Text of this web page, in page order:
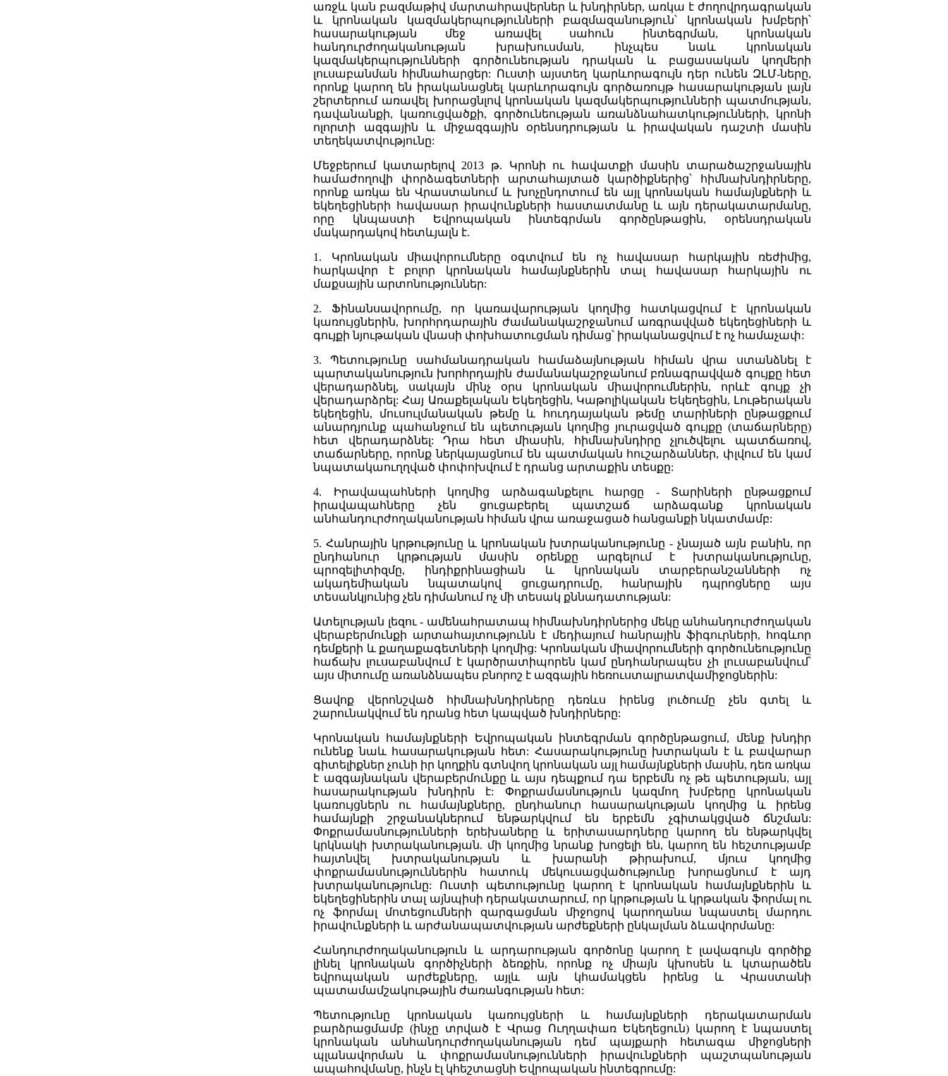
առջև կան բազմաթիվ մարտահրավերներ և խնդիրներ, առկա է ժողովրդագրական
և կրոնական կազմակերպությունների բազմազանություն՝ կրոնական խմբերի՝
հասարակության մեջ առավել սահուն ինտեգրման, կրոնական
հանդուրժողականության խրախուսման, ինչպես նաև կրոնական
կազմակերպությունների գործունեության դրական և բացասական կողմերի
լուսաբանման հիմնահարցեր: Ուստի այստեղ կարևորագույն դեր ունեն ԶԼՄ-ները,
որոնք կարող են իրականացնել կարևորագույն գործառույթ հասարակության լայն
շերտերում առավել խորացնլով կրոնական կազմակերպությունների պատմության,
դավանանքի, կառուցվածքի, գործունեության առանձնահատկությունների, կրոնի
ոլորտի ազգային և միջազգային օրենսդրության և իրավական դաշտի մասին
տեղեկատվությունը:
Մեջբերում կատարելով 2013 թ. Կրոնի ու հավատքի մասին տարածաշրջանային
համաժողովի փորձագետների արտահայտած կարծիքներից՝ հիմնախնդիրները,
որոնք առկա են Վրաստանում և խոչընդոտում են այլ կրոնական համայնքների և
եկեղեցիների հավասար իրավունքների հաստատմանը և այն դերակատարմանը,
որը կնպաստի Եվրոպական ինտեգրման գործընթացին, օրենսդրական
մակարդակով հետևյալն է.
1. Կրոնական միավորումները օգտվում են ոչ հավասար հարկային ռեժիմից,
հարկավոր է բոլոր կրոնական համայնքներին տալ հավասար հարկային ու
մաքսային արտոնություններ:
2. Ֆինանսավորումը, որ կառավարության կողմից հատկացվում է կրոնական
կառույցներին, խորհրդարային ժամանակաշրջանում առգրավված եկեղեցիների և
գույքի նյութական վնասի փոխհատուցման դիմաց՝ իրականացվում է ոչ համաչափ:
3. Պետությունը սահմանադրական համաձայնության հիման վրա ստանձնել է
պարտականություն խորհրդային ժամանակաշրջանում բռնագրավված գույքը հետ
վերադարձնել, սակայն մինչ օրս կրոնական միավորումներին, որևէ գույք չի
վերադարձրել: Հայ Առաքելական Եկեղեցին, Կաթոլիկական Եկեղեցին, Լութերական
եկեղեցին, մուսուլմանական թեմը և հուդդայական թեմը տարիների ընթացքում
անարդյունք պահանջում են պետության կողմից յուրացված գույքը (տաճարները)
հետ վերադարձնել: Դրա հետ միասին, հիմնախնդիրը չլուծվելու պատճառով,
տաճարները, որոնք ներկայացնում են պատմական հուշարձաններ, փլվում են կամ
նպատակաուղղված փոփոխվում է դրանց արտաքին տեսքը:
4. Իրավապահների կողմից արձագանքելու հարցը - Տարիների ընթացքում
իրավապահները չեն ցուցաբերել պատշաճ արձագանք կրոնական
անհանդուրժողականության հիման վրա առաջացած հանցանքի նկատմամբ:
5. Հանրային կրթությունը և կրոնական խտրականությունը - չնայած այն բանին, որ
ընդհանուր կրթության մասին օրենքը արգելում է խտրականությունը,
պրոզելիտիզմը, ինդիքրինացիան և կրոնական տարբերանշանների ոչ
ակադեմիական նպատակով ցուցադրումը, հանրային դպրոցները այս
տեսանկյունից չեն դիմանում ոչ մի տեսակ քննադատության:
Ատելության լեզու - ամենահրատապ հիմնախնդիրներից մեկը անհանդուրժողական
վերաբերմունքի արտահայտությունն է մեդիայում հանրային ֆիգուրների, հոգևոր
դեմքերի և քաղաքագետների կողմից: Կրոնական միավորումների գործունեությունը
հաճախ լուսաբանվում է կարծրատիպորեն կամ ընդհանրապես չի լուսաբանվում՝
այս միտումը առանձնապես բնորոշ է ազգային հեռուստալրատվամիջոցներին:
Ցավոք վերոնշված հիմնախնդիրները դեռևս իրենց լուծումը չեն գտել և
շարունակվում են դրանց հետ կապված խնդիրները:
Կրոնական համայնքների Եվրոպական ինտեգրման գործընթացում, մենք խնդիր
ունենք նաև հասարակության հետ: Հասարակությունը խտրական է և բավարար
գիտելիքներ չունի իր կողքին գտնվող կրոնական այլ համայնքների մասին, դեռ առկա
է ազգայնական վերաբերմունքը և այս դեպքում դա երբեմն ոչ թե պետության, այլ
հասարակության խնդիրն է: Փոքրամասնություն կազմող խմբերը կրոնական
կառույցներն ու համայնքները, ընդհանուր հասարակության կողմից և իրենց
համայնքի շրջանակներում ենթարկվում են երբեմն չգիտակցված ճնշման:
Փոքրամասնությունների երեխաները և երիտասարդները կարող են ենթարկվել
կրկնակի խտրականության. մի կողմից նրանք խոցելի են, կարող են հեշտությամբ
հայտնվել խտրականության և խարանի թիրախում, մյուս կողմից
փոքրամասնություններին հատուկ մեկուսացվածությունը խորացնում է այդ
խտրականությունը: Ուստի պետությունը կարող է կրոնական համայնքներին և
եկեղեցիներին տալ այնպիսի դերակատարում, որ կրթության և կրթական ֆորմալ ու
ոչ ֆորմալ մոտեցումների զարգացման միջոցով կարողանա նպաստել մարդու
իրավունքների և արժանապատվության արժեքների ընկալման ձևավորմանը:
Հանդուրժողականություն և արդարության գործոնը կարող է լավագույն գործիք
լինել կրոնական գործիչների ձեռքին, որոնք ոչ միայն կխոսեն և կտարածեն
եվրոպական արժեքները, այլև այն կհամակցեն իրենց և Վրաստանի
պատամամշակութային ժառանգության հետ:
Պետությունը կրոնական կառույցների և համայնքների դերակատարման
բարձրացմամբ (ինչը տրված է Վրաց Ուղղափառ Եկեղեցուն) կարող է նպաստել
կրոնական անհանդուրժողականության դեմ պայքարի հետագա միջոցների
պլանավորման և փոքրամասնությունների իրավունքների պաշտպանության
ապահովմանը, ինչն էլ կհեշտացնի Եվրոպական ինտեգրումը: